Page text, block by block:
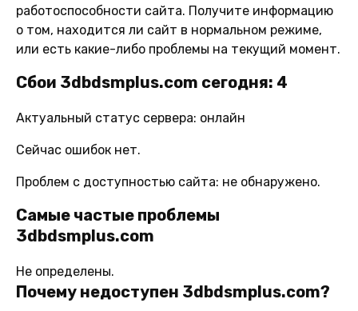
работоспособности сайта. Получите информацию
о том, находится ли сайт в нормальном режиме,
или есть какие-либо проблемы на текущий момент.
Сбои 3dbdsmplus.com сегодня: 4
Актуальный статус сервера: онлайн
Сейчас ошибок нет.
Проблем с доступностью сайта: не обнаружено.
Самые частые проблемы
3dbdsmplus.com
Не определены.
Почему недоступен 3dbdsmplus.com?